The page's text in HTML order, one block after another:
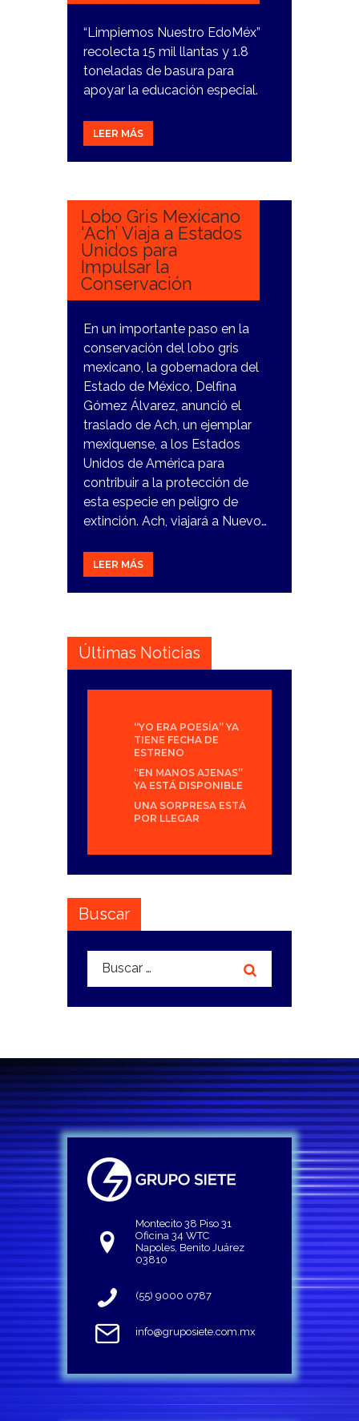
“Limpiemos Nuestro EdoMéx”
recolecta 15 mil llantas y 1.8
toneladas de basura para
apoyar la educación especial.
LEER MÁS
5
Lobo Gris Mexicano
‘Ach’ Viaja a Estados
Unidos para
Impulsar la
Conservación
En un importante paso en la
conservación del lobo gris
mexicano, la gobernadora del
Estado de México, Delfina
Gómez Álvarez, anunció el
traslado de Ach, un ejemplar
mexiquense, a los Estados
Unidos de América para
contribuir a la protección de
esta especie en peligro de
extinción. Ach, viajará a Nuevo…
LEER MÁS
Últimas Noticias
“YO ERA POESÍA” YA
TIENE FECHA DE
ESTRENO
“EN MANOS AJENAS”
YA ESTÁ DISPONIBLE
UNA SORPRESA ESTÁ
POR LLEGAR
Buscar
Buscar:
Montecito 38 Piso 31
Oficina 34 WTC
Napoles, Benito Juárez
03810
(55) 9000 0787
info@gruposiete.com.mx